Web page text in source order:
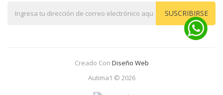
SUSCRIBIRSE
Creado Con Diseño Web
Autima1 © 2026